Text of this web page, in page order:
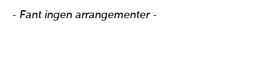
- Fant ingen arrangementer -